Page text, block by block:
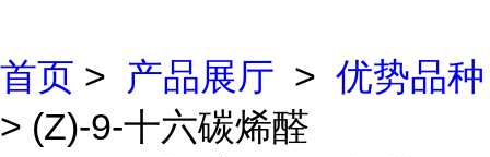
首页 > 产品展厅 > 优势品种
> (Z)-9-十六碳烯醛